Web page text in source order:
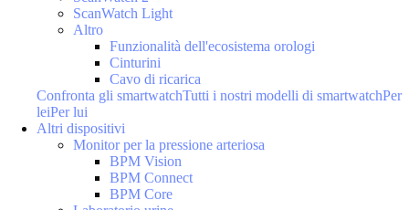
ScanWatch Light
Altro
Funzionalità dell'ecosistema orologi
Cinturini
Cavo di ricarica
Confronta gli smartwatchTutti i nostri modelli di smartwatchPer
leiPer lui
Altri dispositivi
Monitor per la pressione arteriosa
BPM Vision
BPM Connect
BPM Core